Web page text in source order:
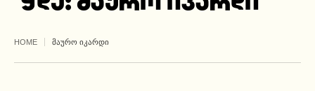
HOME ᲛᲐᲣᲠᲝ ᲘᲙᲐᲠᲓᲘ